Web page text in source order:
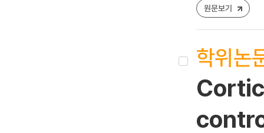
원문보기
학위논